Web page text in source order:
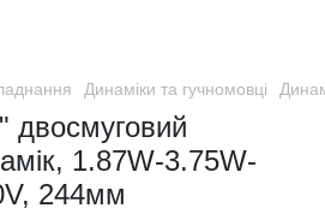
Динаміки та гучномовці
двосмуговий
1.87W-3.75W-
244мм